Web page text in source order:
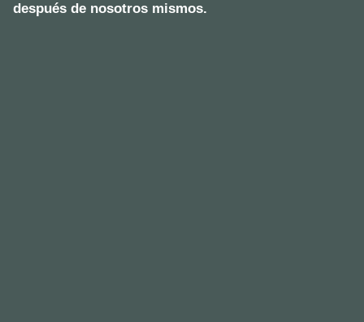
después de nosotros mismos.